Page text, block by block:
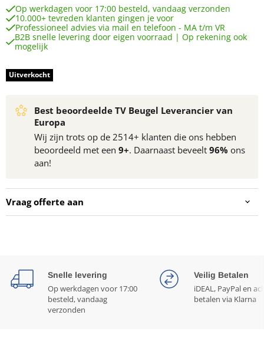
Op werkdagen voor 17:00 besteld, vandaag verzonden
10.000+ tevreden klanten gingen je voor
Professioneel advies via mail en telefoon - MA t/m VR
B2B snelle levering door eigen voorraad | Op rekening ook
mogelijk
Uitverkocht
Best beoordeelde TV Beugel Leverancier van
Europa
Wij zijn trots op de 2514+ klanten die ons hebben
beoordeeld met een 9+. Daarnaast beveelt 96% ons
aan!
Vraag offerte aan
Snelle levering
Op werkdagen voor 17:00
besteld, vandaag
verzonden
Veilig Betalen
iDEAL, PayPal en
betalen via Klarna